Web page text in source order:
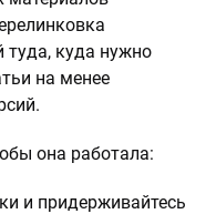
туда, куда нужно
на менее
она работала:
и придерживайтесь